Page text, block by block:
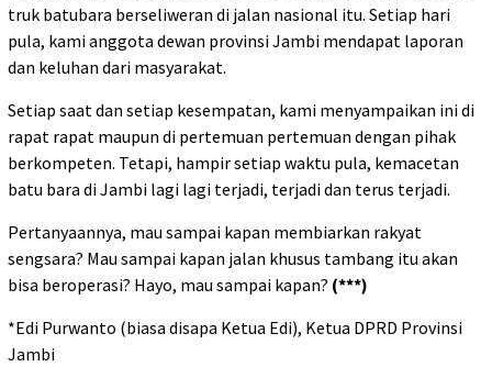
truk batubara berseliweran di jalan nasional itu. Setiap hari
pula, kami anggota dewan provinsi Jambi mendapat laporan
dan keluhan dari masyarakat.
Setiap saat dan setiap kesempatan, kami menyampaikan ini di
rapat rapat maupun di pertemuan pertemuan dengan pihak
berkompeten. Tetapi, hampir setiap waktu pula, kemacetan
batu bara di Jambi lagi lagi terjadi, terjadi dan terus terjadi.
Pertanyaannya, mau sampai kapan membiarkan rakyat
sengsara? Mau sampai kapan jalan khusus tambang itu akan
bisa beroperasi? Hayo, mau sampai kapan? (***)
*Edi Purwanto (biasa disapa Ketua Edi), Ketua DPRD Provinsi
Jambi